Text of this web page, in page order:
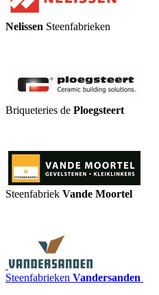
Nelissen Steenfabrieken
Briqueteries de Ploegsteert
Steenfabriek Vande Moortel
Steenfabrieken Vandersanden